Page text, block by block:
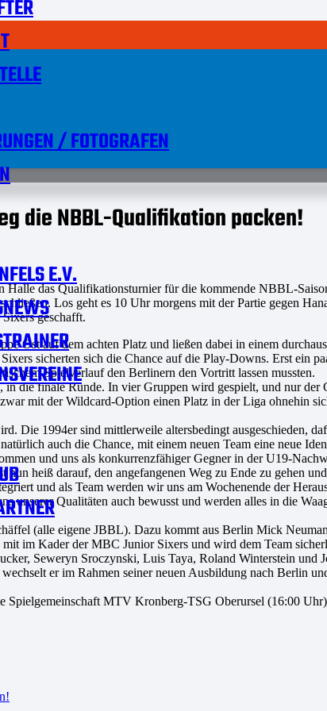
/ FOTOGRAFEN
E.V.
die NBBL-Qualifikation packen!
das Qualifikationsturnier für die kommende NBBL-
Los geht es 10 Uhr morgens mit der Partie gegen
geschafft.
Ost auf dem achten Platz und ließen dabei in einem
sicherten sich die Chance auf die Play-Downs. Erst ein
Spielverlauf den Berlinern den Vortritt lassen mussten.
die finale Runde. In vier Gruppen wird gespielt, und nur der
mit der Wildcard-Option einen Platz in der Liga ohnehin
Die 1994er sind mittlerweile altersbedingt ausgeschieden,
auch die Chance, mit einem neuen Team eine neue
und uns als konkurrenzfähiger Gegner in der U19-
heiß darauf, den angefangenen Weg zu Ende zu gehen
und als Team werden wir uns am Wochenende der
unserer Qualitäten auch bewusst und werden alles in die
(alle eigene JBBL). Dazu kommt aus Berlin Mick
im Kader der MBC Junior Sixers und wird dem Team
Seweryn Sroczynski, Luis Taya, Roland Winterstein und
er im Rahmen seiner neuen Ausbildung nach Berlin
MTV Kronberg-TSG Oberursel (16:00